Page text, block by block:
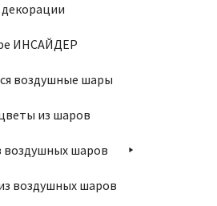
ИНСАЙДЕР
воздушные шары
из шаров
воздушных шаров
воздушных шаров